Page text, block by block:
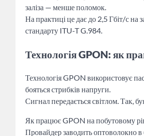
заліза — менше поломок.
На практиці це дає до 2,5 Гбіт/с на
стандарту ITU-T G.984.
Технологія GPON: як
Технологія GPON використовує
бояться стрибків напруги.
Сигнал передається світлом. Так,
Як працює GPON на побутовому
Провайдер заводить оптоволокно